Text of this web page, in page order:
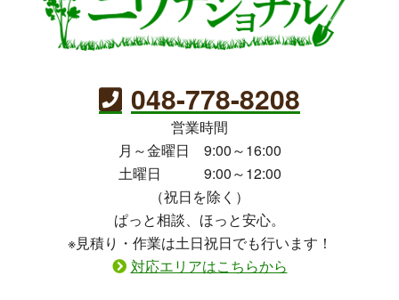
048-778-8208
営業時間
月～金曜日 9:00～16:00
土曜日 9:00～12:00
（祝日を除く）
ぱっと相談、ほっと安心。
※見積り・作業は土日祝日でも行います！
対応エリアはこちらから